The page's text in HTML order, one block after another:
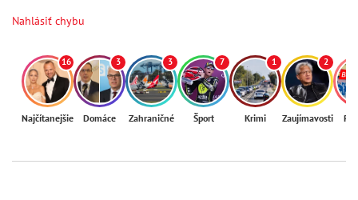
Nahlásiť chybu
16
Najčítanejšie
3
Domáce
3
Zahraničné
7
Šport
1
Krimi
2
Zaujímavosti